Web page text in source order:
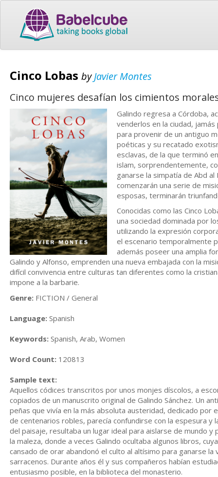
Cinco Lobas byJavier Montes
Cinco mujeres desafían los cimientos
Galindo regresa a Córdoba,
venderlos en la ciudad,
para provenir de un antiguo
poéticas y su recatado
esclavas, de la que terminó
islam, sorprendentemente,
ganarse la simpatía de Abd
comenzarán una serie de
esposas, terminarán
Conocidas como las Cinco
una sociedad dominada por
utilizando la expresión
el escenario temporalmente
además poseer una amplia
Galindo y Alfonso, emprenden una nueva embajada con la
difícil convivencia entre culturas tan diferentes como la
impone a la barbarie.
Genre: FICTION / General
Language: Spanish
Keywords: Spanish, Arab, Women
Word Count: 120813
Sample text:
Aquellos códices transcritos por unos monjes díscolos, a
copiados de un manuscrito original de Galindo Sánchez. Un
peñas que vivía en la más absoluta austeridad, dedicado
de centenarios robles, parecía confundirse con la espesura
del paisaje, resultaba un lugar ideal para aislarse de mundo
la maleza, donde a veces Galindo ocultaba algunos libros,
cansado de orar abandonó el culto al altísimo para ganarse
sarracenos. Durante años él y sus compañeros habían
entusiasmo posible, en la biblioteca del monasterio.